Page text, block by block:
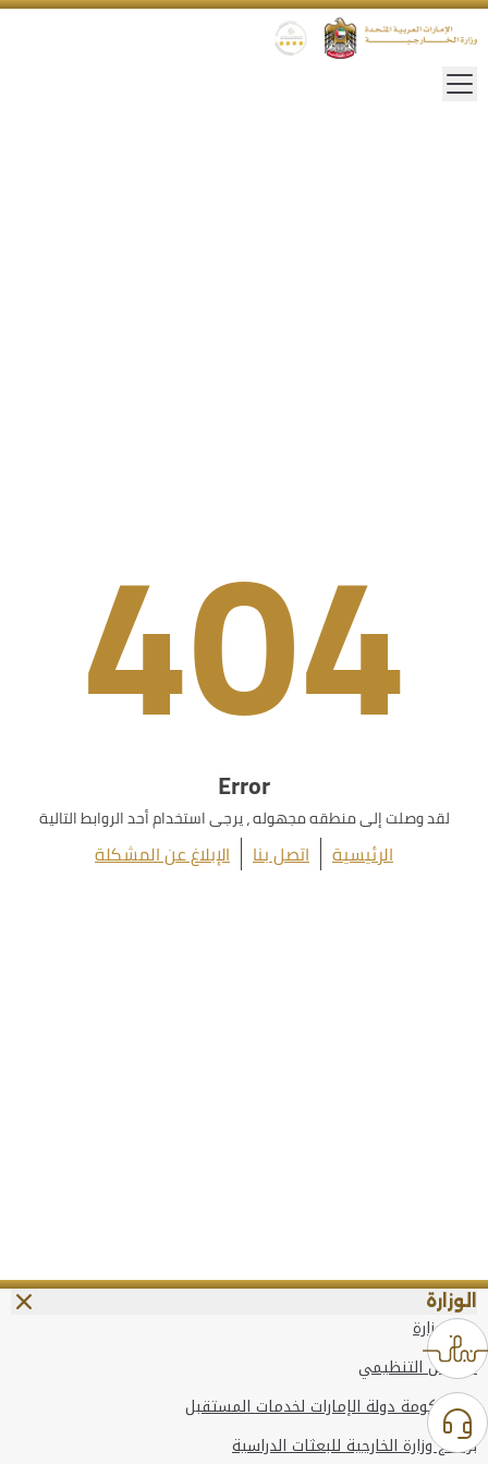
404
Error
لقد وصلت إلى منطقه مجهوله ، يرجى استخدام أحد الروابط التالية
الرئيسية اتصل بنا الإبلاغ عن المشكلة
الوزارة
عن الوزارة
الهيكل التنظيمي
وعد حكومة دولة الإمارات لخدمات المستقبل
برنامج وزارة الخارجية للبعثات الدراسية